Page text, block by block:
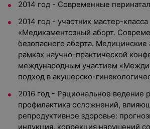
2014 год - Современные
2014 год - участник мастер-класса
«Медикаментозный аборт.
безопасного аборта. Медицинские
рамках научно-практической
международным участием
подход в акушерско-
2016 год - Рациональное ведение
профилактика осложнений,
репродуктивное здоровье:
индукция, коррекция нарушений